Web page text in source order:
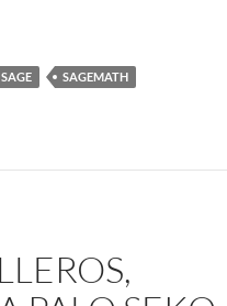
SAGE
SAGEMATH